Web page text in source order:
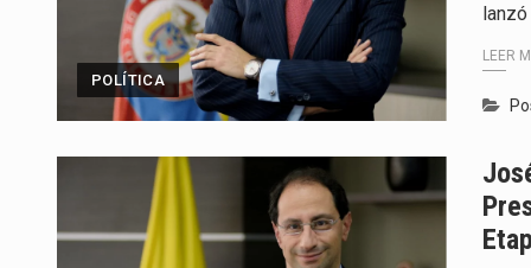
POLÍTICA
LEER